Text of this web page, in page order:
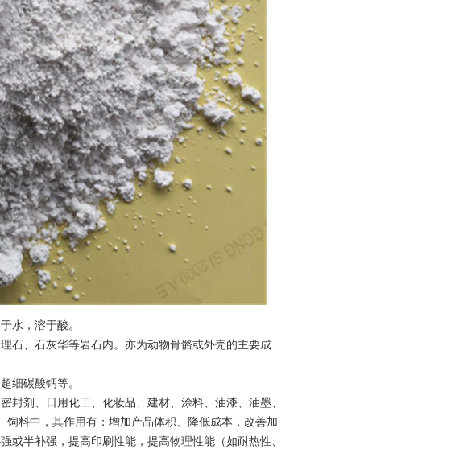
水，溶于酸。
石、石灰华等岩石内。亦为动物骨骼或外壳的主要成
细碳酸钙等。
封剂、日用化工、化妆品、建材、涂料、油漆、油墨、
料中，其作用有：增加产品体积、降低成本，改善加
或半补强，提高印刷性能，提高物理性能（如耐热性、